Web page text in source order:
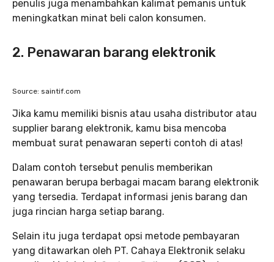
penulis juga menambahkan kalimat pemanis untuk
meningkatkan minat beli calon konsumen.
2. Penawaran barang elektronik
Source: saintif.com
Jika kamu memiliki bisnis atau usaha distributor atau
supplier barang elektronik, kamu bisa mencoba
membuat surat penawaran seperti contoh di atas!
Dalam contoh tersebut penulis memberikan
penawaran berupa berbagai macam barang elektronik
yang tersedia. Terdapat informasi jenis barang dan
juga rincian harga setiap barang.
Selain itu juga terdapat opsi metode pembayaran
yang ditawarkan oleh PT. Cahaya Elektronik selaku